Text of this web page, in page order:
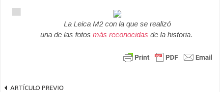
La Leica M2 con la que se realizó
una de las fotos más reconocidas de la historia.
ARTÍCULO PREVIO